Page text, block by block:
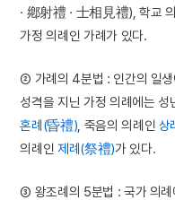
· 鄕射禮 · 士相見禮), 학교
가정 의례인 가례가 있다.
② 가례의 4분법 : 인간의 일생
성격을 지닌 가정 의례에는
혼례(昏禮) , 죽음의 의례인 상
의례인제례(祭禮)가 있다.
③ 왕조례의 5분법 : 국가 의례